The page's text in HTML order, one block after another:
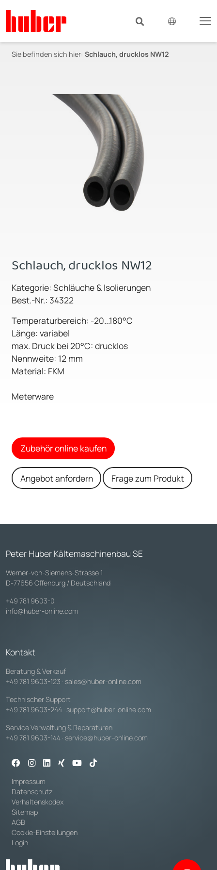
Sie befinden sich hier: Schlauch, drucklos NW12
Schlauch, drucklos NW12
Kategorie: Schläuche & Isolierungen
Best.-Nr.: 34322
Temperaturbereich: -20...180°C
Länge: variabel
max. Druck bei 20°C: drucklos
Nennweite: 12 mm
Material: FKM
Meterware
Zubehör online kaufen
Angebot anfordern Frage zum Produkt
Peter Huber Kältemaschinenbau SE
Werner-von-Siemens-Strasse 1
D-77656 Offenburg / Deutschland
+49 781 9603-0
info@huber-online.com
Kontakt
Beratung & Verkauf
+49 781 9603-123 · sales@huber-online.com
Technischer Support
+49 781 9603-244 · support@huber-online.com
Service Verwaltung & Reparaturen
+49 781 9603-144 · service@huber-online.com
Impressum
Datenschutz
Verhaltenskodex
Sitemap
AGB
Cookie-Einstellungen
Login